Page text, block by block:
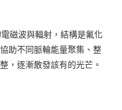
磁波與輻射，結構是氟化
助不同脈輪能量聚集、整
，逐漸散發該有的光芒。